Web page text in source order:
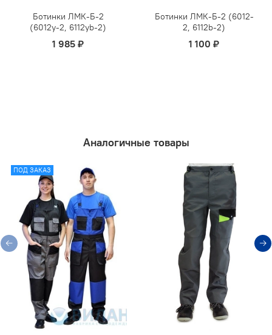
Ботинки ЛМК-Б-2
(6012y-2, 6112yb-2)
1 985 ₽
Ботинки ЛМК-Б-2 (6012-
2, 6112b-2)
1 100 ₽
Аналогичные товары
ПОД ЗАКАЗ